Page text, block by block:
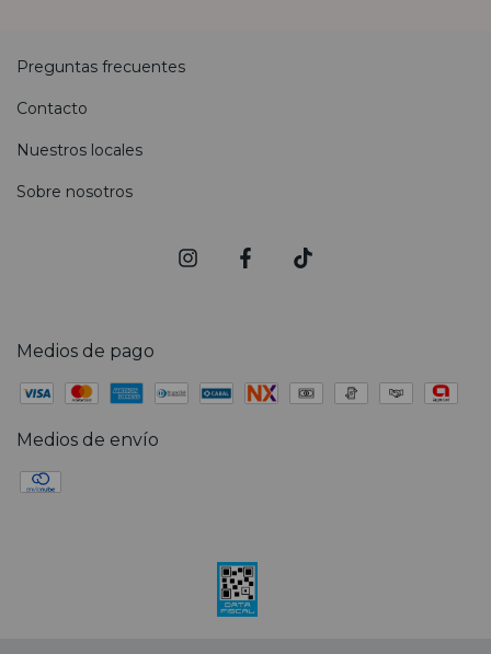
Preguntas frecuentes
Contacto
Nuestros locales
Sobre nosotros
Medios de pago
Medios de envío